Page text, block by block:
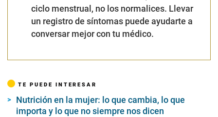
ciclo menstrual, no los normalices. Llevar
un registro de síntomas puede ayudarte a
conversar mejor con tu médico.
TE PUEDE INTERESAR
Nutrición en la mujer: lo que cambia, lo que
importa y lo que no siempre nos dicen